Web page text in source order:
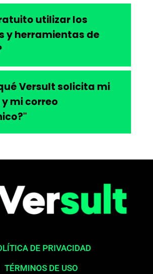
utilizar los
y herramientas de
Versult solicita mi
mi correo
DE PRIVACIDAD
TÉRMINOS DE USO